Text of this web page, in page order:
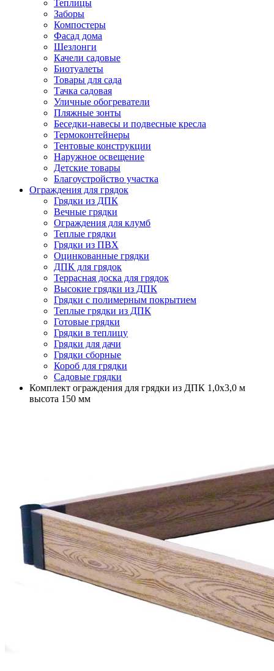
Теплицы
Заборы
Компостеры
Фасад дома
Шезлонги
Качели садовые
Биотуалеты
Товары для сада
Тачка садовая
Уличные обогреватели
Пляжные зонты
Беседки-навесы и подвесные кресла
Термоконтейнеры
Тентовые конструкции
Наружное освещение
Детские товары
Благоустройство участка
Ограждения для грядок
Грядки из ДПК
Вечные грядки
Ограждения для клумб
Теплые грядки
Грядки из ПВХ
Оцинкованные грядки
ДПК для грядок
Террасная доска для грядок
Высокие грядки из ДПК
Грядки с полимерным покрытием
Теплые грядки из ДПК
Готовые грядки
Грядки в теплицу
Грядки для дачи
Грядки сборные
Короб для грядки
Садовые грядки
Комплект ограждения для грядки из ДПК 1,0х3,0 м
высота 150 мм